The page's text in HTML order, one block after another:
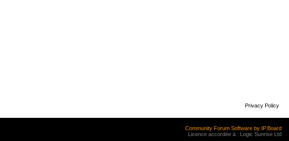
Privacy Policy
Community Forum Software by IP.Board
Licence accordée à : Logic Sunrise Ltd